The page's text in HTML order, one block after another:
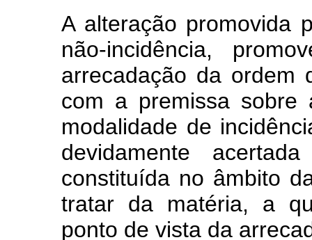
A alteração promovida
não-incidência,
arrecadação da ordem
com a premissa
modalidade de
devidamente
constituída no âmbito
tratar da matéria, a
ponto de vista da